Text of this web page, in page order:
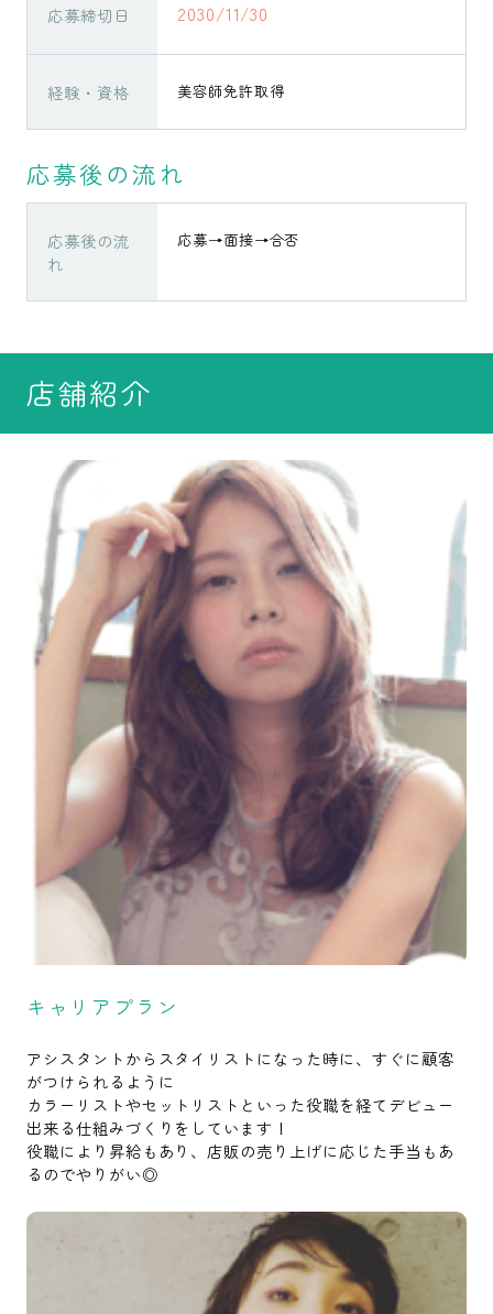
応募締切日 2030/11/30
経験・資格 美容師免許取得
応募後の流れ
応募後の流
れ
応募→面接→合否
店舗紹介
キャリアプラン
アシスタントからスタイリストになった時に、すぐに顧客
がつけられるように
カラーリストやセットリストといった役職を経てデビュー
出来る仕組みづくりをしています！
役職により昇給もあり、店販の売り上げに応じた手当もあ
るのでやりがい◎